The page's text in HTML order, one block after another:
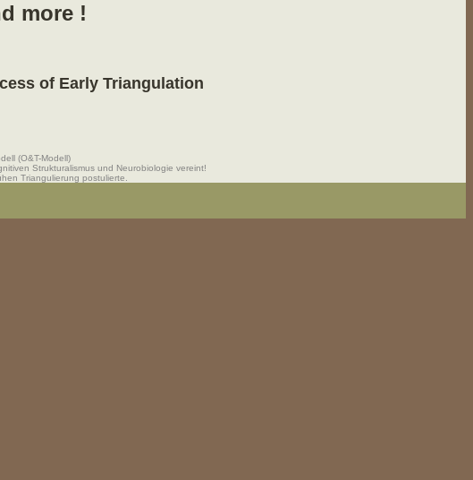
more !
of Early Triangulation
(O&T-Modell)
Strukturalismus und Neurobiologie vereint!
Triangulierung postulierte.